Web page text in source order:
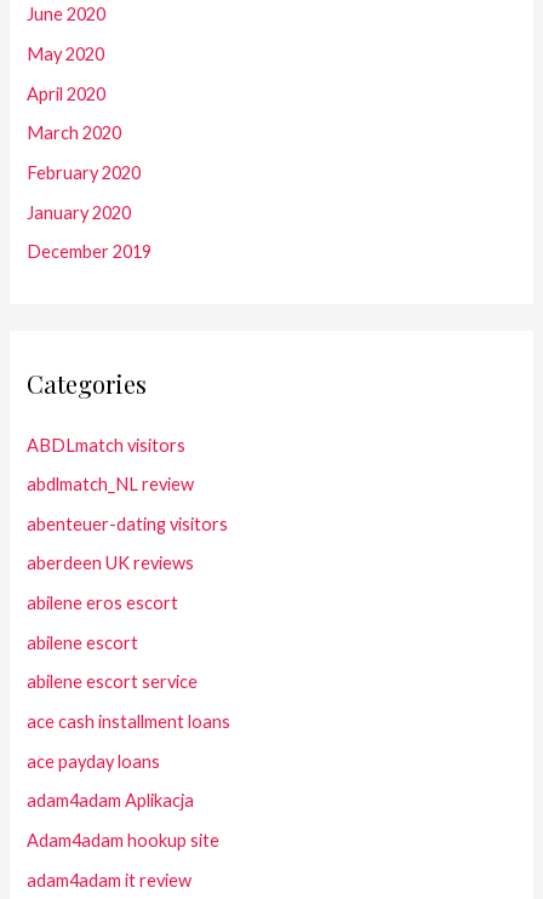
June 2020
May 2020
April 2020
March 2020
February 2020
January 2020
December 2019
Categories
ABDLmatch visitors
abdlmatch_NL review
abenteuer-dating visitors
aberdeen UK reviews
abilene eros escort
abilene escort
abilene escort service
ace cash installment loans
ace payday loans
adam4adam Aplikacja
Adam4adam hookup site
adam4adam it review